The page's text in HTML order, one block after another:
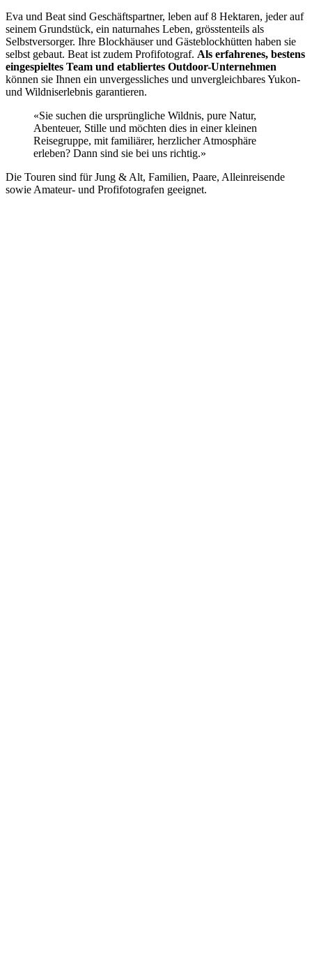
Eva und Beat sind Geschäftspartner, leben auf 8 Hektaren, jeder auf
seinem Grundstück, ein naturnahes Leben, grösstenteils als
Selbstversorger. Ihre Blockhäuser und Gästeblockhütten haben sie
selbst gebaut. Beat ist zudem Profifotograf. Als erfahrenes, bestens
eingespieltes Team und etabliertes Outdoor-Unternehmen
können sie Ihnen ein unvergessliches und unvergleichbares Yukon-
und Wildniserlebnis garantieren.
«Sie suchen die ursprüngliche Wildnis, pure Natur,
Abenteuer, Stille und möchten dies in einer kleinen
Reisegruppe, mit familiärer, herzlicher Atmosphäre
erleben? Dann sind sie bei uns richtig.»
Die Touren sind für Jung & Alt, Familien, Paare, Alleinreisende
sowie Amateur- und Profifotografen geeignet.